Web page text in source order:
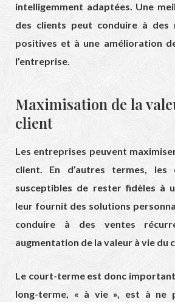
intelligemment adaptées. Une
des clients peut conduire à des
positives et à une amélioration
l’entreprise.
Maximisation de la
client
Les entreprises peuvent
client. En d’autres termes, les
susceptibles de rester fidèles à
leur fournit des solutions
conduire à des ventes
augmentation de la valeur à vie du
Le court-terme est donc
long-terme, « à vie », est à ne